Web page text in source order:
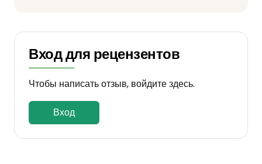
Вход для рецензентов
Чтобы написать отзыв, войдите здесь.
Вход